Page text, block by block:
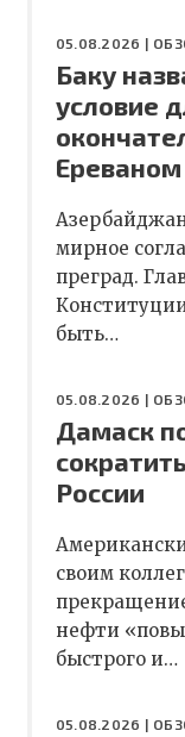
05.08.2026 |
Баку
условие
Ереваном
мирное
преград.
быть…
05.08.2026 |
Дамаск
России
своим
нефти
быстрого и…
05.08.2026 |